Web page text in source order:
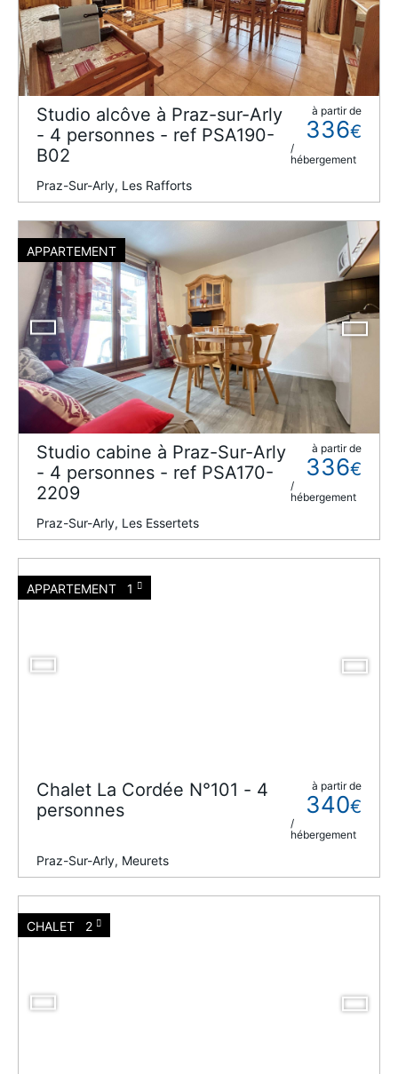
Studio alcôve à Praz-sur-Arly
- 4 personnes - ref PSA190-
B02
Praz-Sur-Arly, Les Rafforts
à partir de
336€
/
hébergement
APPARTEMENT
Studio cabine à Praz-Sur-Arly
- 4 personnes - ref PSA170-
2209
Praz-Sur-Arly, Les Essertets
à partir de
336€
/
hébergement
APPARTEMENT 1
Chalet La Cordée N°101 - 4
personnes
Praz-Sur-Arly, Meurets
à partir de
340€
/
hébergement
CHALET 2